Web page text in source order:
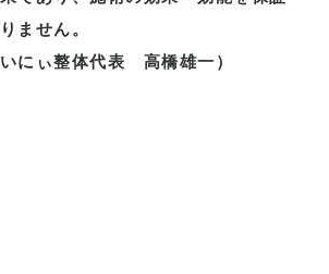
ません。
にぃ整体代表 高橋雄一）